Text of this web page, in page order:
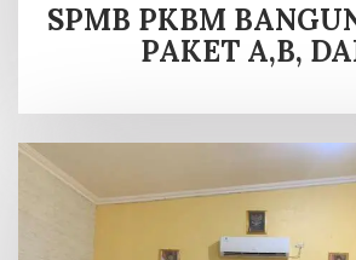
SPMB PKBM
PAKET A,B,